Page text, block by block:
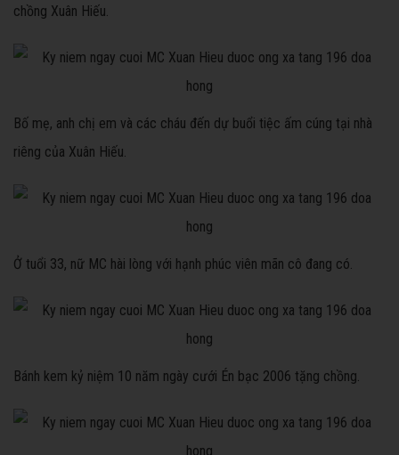
chồng Xuân Hiếu.
Bố mẹ, anh chị em và các cháu đến dự buổi tiệc ấm cúng tại nhà
riêng của Xuân Hiếu.
Ở tuổi 33, nữ MC hài lòng với hạnh phúc viên mãn cô đang có.
Bánh kem kỷ niệm 10 năm ngày cưới Én bạc 2006 tặng chồng.